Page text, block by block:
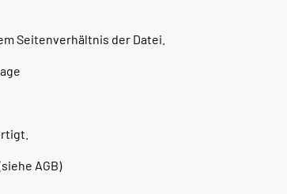
Seitenverhältnis der Datei.
AGB)